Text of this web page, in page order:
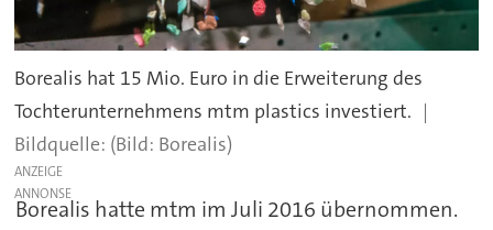
Borealis hat 15 Mio. Euro in die Erweiterung des
Tochterunternehmens mtm plastics investiert.
(Bild: Borealis)
ANZEIGE
Borealis hatte mtm im Juli 2016 übernommen.